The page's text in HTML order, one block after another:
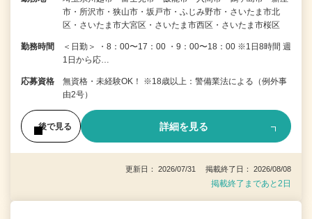
市・所沢市・狭山市・坂戸市・ふじみ野市・さいたま市北
区・さいたま市大宮区・さいたま市西区・さいたま市桜区
勤務時間
＜日勤＞ ・8：00〜17：00 ・9：00〜18：00 ※1日8時間 週
1日から応…
応募資格
無資格・未経験OK！ ※18歳以上：警備業法による（例外事
由2号）
後で見る 詳細を見る
更新日： 2026/07/31 掲載終了日： 2026/08/08
掲載終了まであと2日